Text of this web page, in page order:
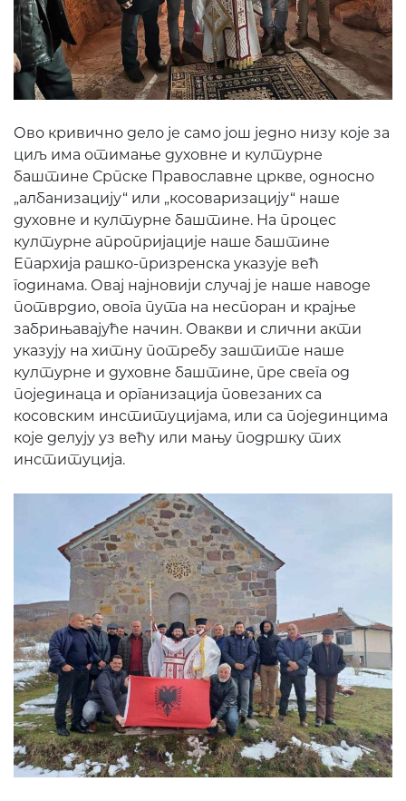
Ово кривично дело је само још једно низу које за
циљ има отимање духовне и културне
баштине Српске Православне цркве, односно
„албанизацију“ или „косоваризацију“ наше
духовне и културне баштине. На процес
културне апропријације наше баштине
Епархија рашко-призренска указује већ
годинама. Овај најновији случај је наше наводе
потврдио, овога пута на неспоран и крајње
забрињавајуће начин. Овакви и слични акти
указују на хитну потребу заштите наше
културне и духовне баштине, пре свега од
појединаца и организација повезаних са
косовским институцијама, или са појединцима
које делују уз већу или мању подршку тих
институција.